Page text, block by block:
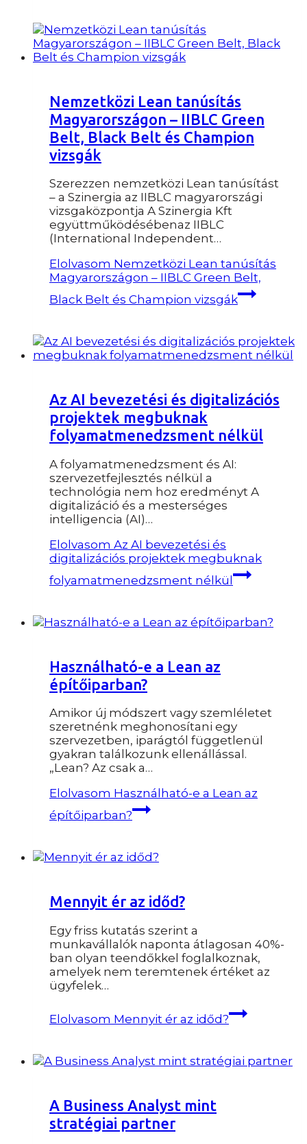
Nemzetközi Lean tanúsítás
Magyarországon – IIBLC Green
Belt, Black Belt és Champion
vizsgák
Szerezzen nemzetközi Lean tanúsítást
– a Szinergia az IIBLC magyarországi
vizsgaközpontja A Szinergia Kft
együttműködésébenaz IIBLC
(International Independent…
Elolvasom Nemzetközi Lean tanúsítás
Magyarországon – IIBLC Green Belt,
Black Belt és Champion vizsgák
Az AI bevezetési és digitalizációs
projektek megbuknak
folyamatmenedzsment nélkül
A folyamatmenedzsment és AI:
szervezetfejlesztés nélkül a
technológia nem hoz eredményt A
digitalizáció és a mesterséges
intelligencia (AI)…
Elolvasom Az AI bevezetési és
digitalizációs projektek megbuknak
folyamatmenedzsment nélkül
Használható-e a Lean az
építőiparban?
Amikor új módszert vagy szemléletet
szeretnénk meghonosítani egy
szervezetben, iparágtól függetlenül
gyakran találkozunk ellenállással.
„Lean? Az csak a…
Elolvasom Használható-e a Lean az
építőiparban?
Mennyit ér az időd?
Egy friss kutatás szerint a
munkavállalók naponta átlagosan 40%-
ban olyan teendőkkel foglalkoznak,
amelyek nem teremtenek értéket az
ügyfelek…
Elolvasom Mennyit ér az időd?
A Business Analyst mint
stratégiai partner